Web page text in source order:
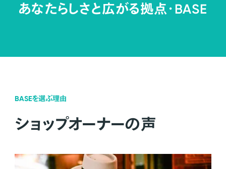
あなたらしさと広がる拠点・BASE
BASEを選ぶ理由
ショップオーナーの声